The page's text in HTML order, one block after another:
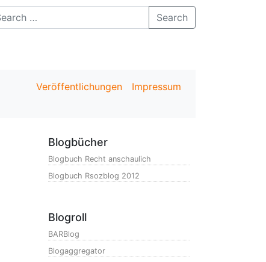
Search
Veröffentlichungen Impressum
Blogbücher
Blogbuch Recht anschaulich
Blogbuch Rsozblog 2012
Blogroll
BARBlog
Blogaggregator